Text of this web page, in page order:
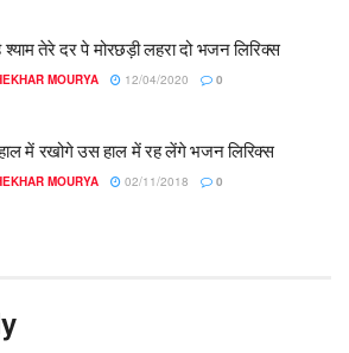
तेरे दर पे मोरछड़ी लहरा दो भजन लिरिक्स
MOURYA 12/04/2020 0
में रखोगे उस हाल में रह लेंगे भजन लिरिक्स
MOURYA 02/11/2018 0